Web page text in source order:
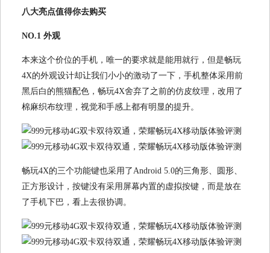
八大亮点值得你去购买
NO.1 外观
本来这个价位的手机，唯一的要求就是能用就行，但是畅玩
4X的外观设计却让我们小小的激动了一下，手机整体采用前
黑后白的熊猫配色，畅玩4X舍弃了之前的仿皮纹理，改用了
棉麻织布纹理，视觉和手感上都有明显的提升。
畅玩4X的三个功能键也采用了Android 5.0的三角形、圆形、
正方形设计，按键没有采用屏幕内置的虚拟按键，而是放在
了手机下巴，看上去很协调。